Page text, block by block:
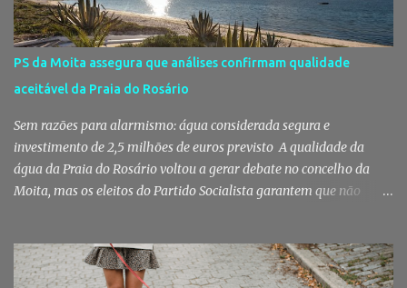
no último dia de Julho Foi considerado pela revista norte-
americana USA Today um dos melhores mercados de peixe do
mundo. Mas, para os setubalenses, o Mercado do Livramento vale
muito mais do que qualquer distinção internacional. O Mercado do
Livramento assinalou, no dia 31 de Julho, os 150 anos de existência
com uma cerimónia comemorativa na qual a Câmara Municipal
de Setúbal desta...
PS da Moita assegura que análises confirmam qualidade
aceitável da Praia do Rosário
Sem razões para alarmismo: água considerada segura e
investimento de 2,5 milhões de euros previsto A qualidade da
água da Praia do Rosário voltou a gerar debate no concelho da
Moita, mas os eleitos do Partido Socialista garantem que não
classificação de "Qualidade Aceitável", - posição validada pela a
Agência Portuguesa do Ambiente a 29 de Julho - acusam